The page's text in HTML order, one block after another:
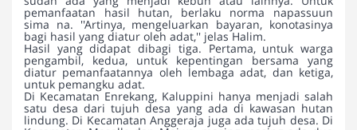
pemanfaatan hasil hutan, berlaku norma napassuun
sima na. ''Artinya, mengeluarkan bayaran, konotasinya
bagi hasil yang diatur oleh adat,'' jelas Halim.
Hasil yang didapat dibagi tiga. Pertama, untuk warga
pengambil, kedua, untuk kepentingan bersama yang
diatur pemanfaatannya oleh lembaga adat, dan ketiga,
untuk pemangku adat.
Di Kecamatan Enrekang, Kaluppini hanya menjadi salah
satu desa dari tujuh desa yang ada di kawasan hutan
lindung. Di Kecamatan Anggeraja juga ada tujuh desa. Di